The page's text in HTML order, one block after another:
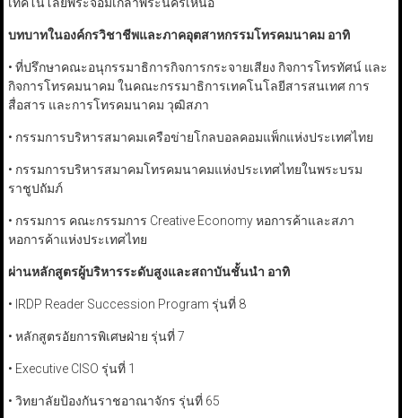
เทคโนโลยีพระจอมเกล้าพระนครเหนือ
บทบาทในองค์กรวิชาชีพและภาคอุตสาหกรรมโทรคมนาคม อาทิ
• ที่ปรึกษาคณะอนุกรรมาธิการกิจการกระจายเสียง กิจการโทรทัศน์ และ
กิจการโทรคมนาคม ในคณะกรรมาธิการเทคโนโลยีสารสนเทศ การ
สื่อสาร และการโทรคมนาคม วุฒิสภา
• กรรมการบริหารสมาคมเครือข่ายโกลบอลคอมแพ็กแห่งประเทศไทย
• กรรมการบริหารสมาคมโทรคมนาคมแห่งประเทศไทยในพระบรม
ราชูปถัมภ์
• กรรมการ คณะกรรมการ Creative Economy หอการค้าและสภา
หอการค้าแห่งประเทศไทย
ผ่านหลักสูตรผู้บริหารระดับสูงและสถาบันชั้นนำ อาทิ
• IRDP Reader Succession Program รุ่นที่ 8
• หลักสูตรอัยการพิเศษฝ่าย รุ่นที่ 7
• Executive CISO รุ่นที่ 1
• วิทยาลัยป้องกันราชอาณาจักร รุ่นที่ 65